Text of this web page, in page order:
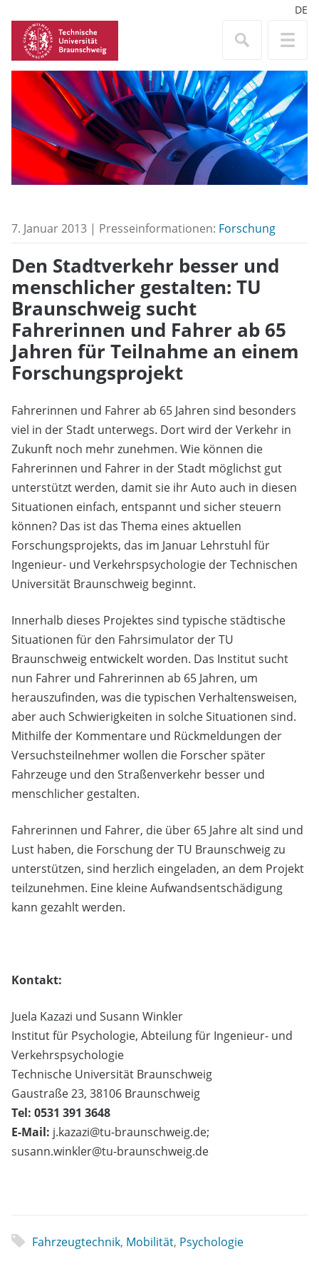
DE
7. Januar 2013 | Presseinformationen: Forschung
Den Stadtverkehr besser und
menschlicher gestalten: TU
Braunschweig sucht
Fahrerinnen und Fahrer ab 65
Jahren für Teilnahme an einem
Forschungsprojekt
Fahrerinnen und Fahrer ab 65 Jahren sind besonders
viel in der Stadt unterwegs. Dort wird der Verkehr in
Zukunft noch mehr zunehmen. Wie können die
Fahrerinnen und Fahrer in der Stadt möglichst gut
unterstützt werden, damit sie ihr Auto auch in diesen
Situationen einfach, entspannt und sicher steuern
können? Das ist das Thema eines aktuellen
Forschungsprojekts, das im Januar Lehrstuhl für
Ingenieur- und Verkehrspsychologie der Technischen
Universität Braunschweig beginnt.
Innerhalb dieses Projektes sind typische städtische
Situationen für den Fahrsimulator der TU
Braunschweig entwickelt worden. Das Institut sucht
nun Fahrer und Fahrerinnen ab 65 Jahren, um
herauszufinden, was die typischen Verhaltensweisen,
aber auch Schwierigkeiten in solche Situationen sind.
Mithilfe der Kommentare und Rückmeldungen der
Versuchsteilnehmer wollen die Forscher später
Fahrzeuge und den Straßenverkehr besser und
menschlicher gestalten.
Fahrerinnen und Fahrer, die über 65 Jahre alt sind und
Lust haben, die Forschung der TU Braunschweig zu
unterstützen, sind herzlich eingeladen, an dem Projekt
teilzunehmen. Eine kleine Aufwandsentschädigung
kann gezahlt werden.
Kontakt:
Juela Kazazi und Susann Winkler
Institut für Psychologie, Abteilung für Ingenieur- und
Verkehrspsychologie
Technische Universität Braunschweig
Gaustraße 23, 38106 Braunschweig
Tel: 0531 391 3648
E-Mail: j.kazazi@tu-braunschweig.de;
susann.winkler@tu-braunschweig.de
Fahrzeugtechnik, Mobilität, Psychologie